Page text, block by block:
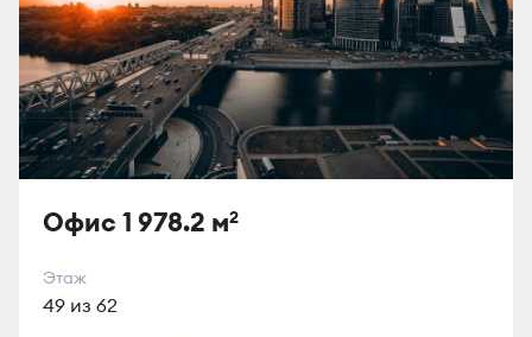
Офис 1 978.2 м2
Этаж
49 из 62